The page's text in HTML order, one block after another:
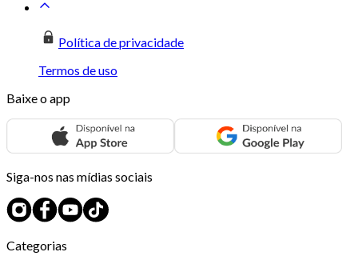
Política de privacidade
Termos de uso
Baixe o app
Siga-nos nas mídias sociais
Categorias